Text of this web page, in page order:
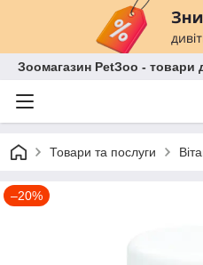
Зоомагазин PetЗoo -
Товари та послуги
–20%